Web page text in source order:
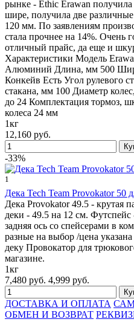
рынке - Ethic Erawan
шире, получила две
120 мм. По заявлениям
стала прочнее на 14%. Очень
отличный прайс, да еще и
Характеристики Модель
Алюминий Длина, мм 500
Конкейв Есть Угол рулевого
стакана, мм 100 Диаметр
до 24 Комплектация тормоз,
колеса 24 мм
1кг
12,160 руб.
-33%
1
Дека Tech Team Provokator 50
Дека Provokator 49.5 - крутая
деки - 49.5 на 12 см.
задняя ось со спейсерами в
разные на выбор /цена
деку Провокатор для
магазине.
1кг
7,480 руб. 4,999 руб.
ДОСТАВКА И ОПЛАТА
ОБМЕН И ВОЗВРАТ